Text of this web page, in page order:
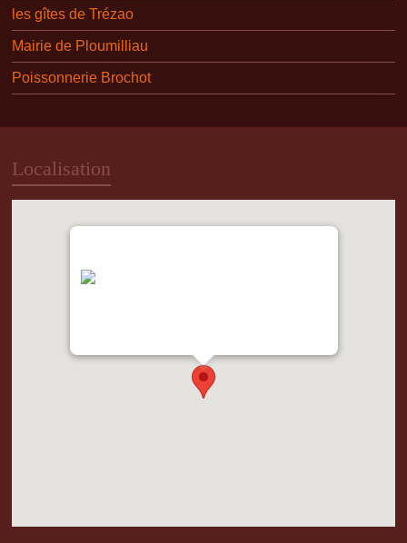
les gîtes de Trézao
Mairie de Ploumilliau
Poissonnerie Brochot
Localisation
"var d=document,